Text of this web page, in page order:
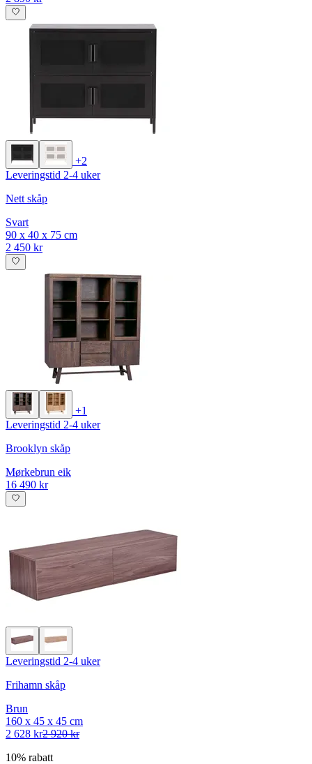
+2
Leveringstid 2-4 uker
Nett skåp
Svart
90 x 40 x 75 cm
2 450 kr
+1
Leveringstid 2-4 uker
Brooklyn skåp
Mørkebrun eik
16 490 kr
Leveringstid 2-4 uker
Frihamn skåp
Brun
160 x 45 x 45 cm
2 628 kr2 920 kr
10% rabatt